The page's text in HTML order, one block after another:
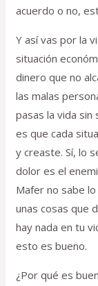
acuerdo o no,
Y así vas por la
situación
dinero que no
las malas
pasas la vida
es que cada
y creaste. Sí, lo
dolor es el
Mafer no sabe
unas cosas que
hay nada en tu
esto es bueno.
¿Por qué es